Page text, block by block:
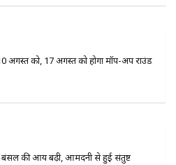
अगस्त को, 17 अगस्त को होगा मॉप-अप राउंड
बंसल की आय बढ़ी, आमदनी से हुई संतुष्ट